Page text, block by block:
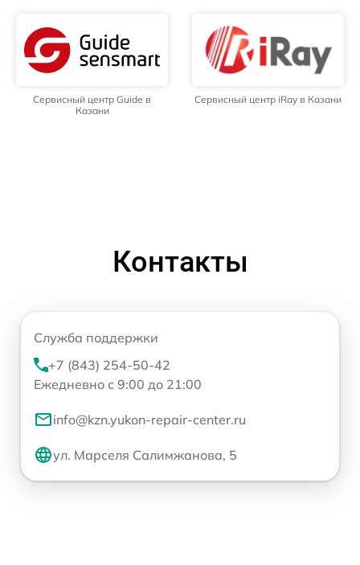
Сервисный центр Guide в
Казани
Сервисный центр iRay в Казани
Контакты
Служба поддержки
+7 (843) 254-50-42
Ежедневно с 9:00 до 21:00
info@kzn.yukon-repair-center.ru
ул. Марселя Салимжанова, 5